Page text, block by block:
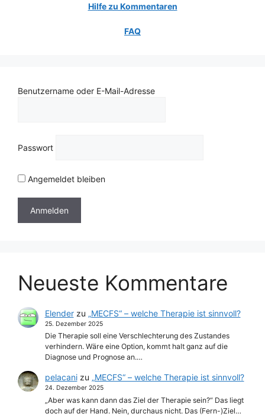
Hilfe zu Kommentaren
FAQ
Benutzername oder E-Mail-Adresse
Passwort
Angemeldet bleiben
Neueste Kommentare
Elenderzu „MECFS“ – welche Therapie ist sinnvoll?
25. Dezember 2025
Die Therapie soll eine Verschlechterung des Zustandes
verhindern. Wäre eine Option, kommt halt ganz auf die
Diagnose und Prognose an.…
pelacanizu „MECFS“ – welche Therapie ist sinnvoll?
24. Dezember 2025
„Aber was kann dann das Ziel der Therapie sein?“ Das liegt
doch auf der Hand. Nein, durchaus nicht. Das (Fern-)Ziel…